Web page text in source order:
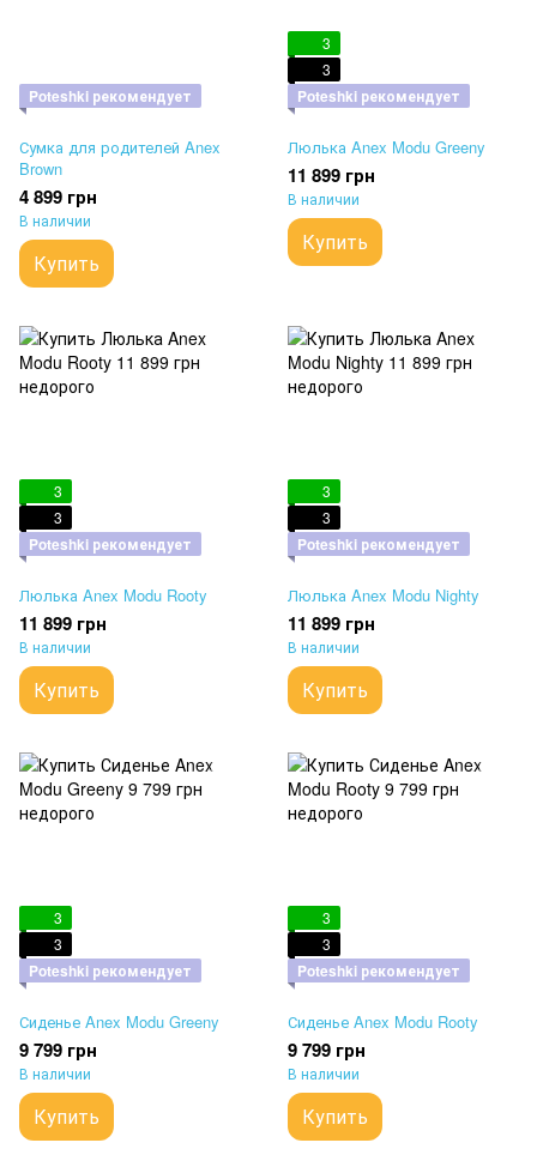
Poteshki рекомендует
Сумка для родителей Anex
Brown
4 899 грн
В наличии
Купить
3
3
Poteshki рекомендует
Люлька Anex Modu Greeny
11 899 грн
В наличии
Купить
3
3
Poteshki рекомендует
Люлька Anex Modu Rooty
11 899 грн
В наличии
Купить
3
3
Poteshki рекомендует
Люлька Anex Modu Nighty
11 899 грн
В наличии
Купить
3
3
Poteshki рекомендует
Сиденье Anex Modu Greeny
9 799 грн
В наличии
Купить
3
3
Poteshki рекомендует
Сиденье Anex Modu Rooty
9 799 грн
В наличии
Купить